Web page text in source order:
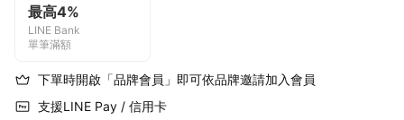
最高4%
LINE Bank
單筆滿額
下單時開啟「品牌會員」即可依品牌邀請加入會員
支援LINE Pay / 信用卡